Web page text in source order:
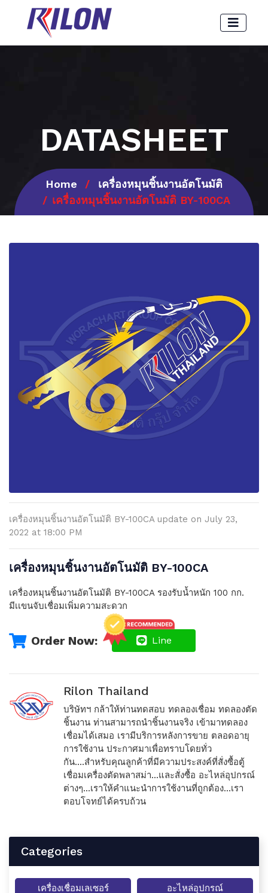
DATASHEET
Home
เครื่องหมุนชิ้นงานอัตโนมัติ
เครื่องหมุนชิ้นงานอัตโนมัติ BY-100CA
เครื่องหมุนชิ้นงานอัตโนมัติ BY-100CA update on July 23,
2022 at 18:00 PM
เครื่องหมุนชิ้นงานอัตโนมัติ BY-100CA
เครื่องหมุนชิ้นงานอัตโนมัติ BY-100CA รองรับน้ำหนัก 100 กก.
มีเเขนจับเชื่อมเพิ่มความสะดวก
Order Now: Line
Rilon Thailand
บริษัทฯ กล้าให้ท่านทดสอบ ทดลองเชื่อม ทดลองตัด
ชิ้นงาน ท่านสามารถนำชิ้นงานจริง เข้ามาทดลอง
เชื่อมได้เสมอ เรามีบริการหลังการขาย ตลอดอายุ
การใช้งาน ประกาศมาเพื่อทราบโดยทั่ว
กัน....สำหรับคุณลูกค้าที่มีความประสงค์ที่สั่งซื้อตู้
เชื่อมเครื่องตัดพลาสม่า...และสั่งซื้อ อะไหล่อุปกรณ์
ต่างๆ...เราให้คำแนะนำการใช้งานที่ถูกต้อง...เรา
ตอบโจทย์ได้ครบถ้วน
Categories
เครื่องเชื่อมเลเซอร์
อะไหล่อุปกรณ์